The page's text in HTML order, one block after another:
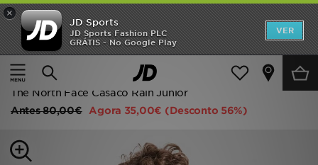
×
JD Sports
JD Sports Fashion PLC
GRÁTIS - No Google Play
VER
Página principal
Criança
Roupa de Júnior (8-15 Anos)
The North Face Casaco Rain Júnior
Antes80,00€ Agora 35,00€ (Desconto 56%)
INÍCIO
Promoções
NOVIDADES
MULHER